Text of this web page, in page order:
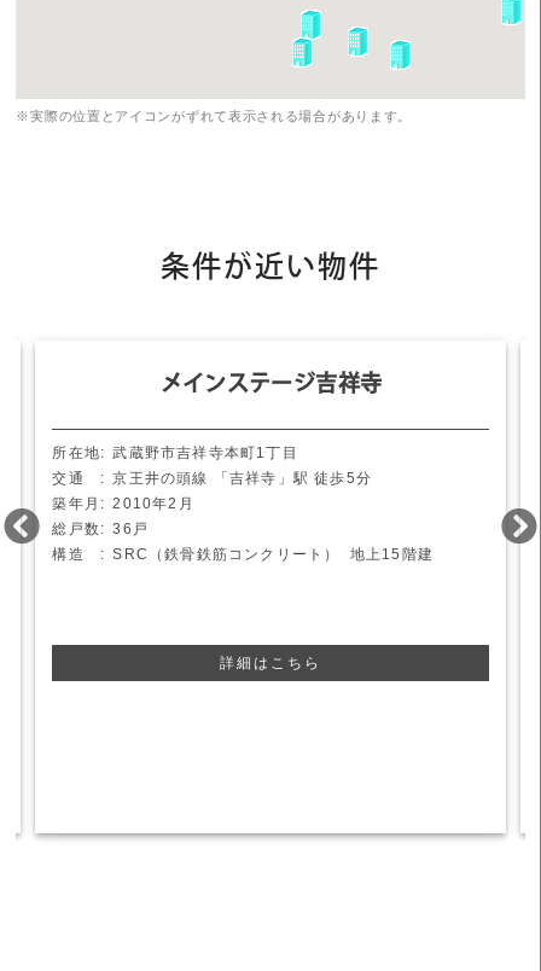
※実際の位置とアイコンがずれて表示される場合があります。
条件が近い物件
メインステージ吉祥寺
武蔵野市吉祥寺本町1丁目
京王井の頭線
「吉祥寺」駅 徒歩5分
2010年2月
36戸
SRC（鉄骨鉄筋コンクリート） 地上15階建
詳細はこちら